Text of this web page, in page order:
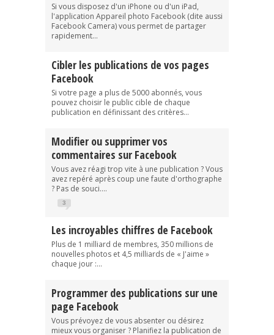
Si vous disposez d'un iPhone ou d'un iPad,
l'application Appareil photo Facebook (dite aussi
Facebook Camera) vous permet de partager
rapidement...
Cibler les publications de vos pages
Facebook
Si votre page a plus de 5000 abonnés, vous
pouvez choisir le public cible de chaque
publication en définissant des critères...
Modifier ou supprimer vos
commentaires sur Facebook
Vous avez réagi trop vite à une publication ? Vous
avez repéré après coup une faute d'orthographe
? Pas de souci....
3
Les incroyables chiffres de Facebook
Plus de 1 milliard de membres, 350 millions de
nouvelles photos et 4,5 milliards de « J'aime »
chaque jour :...
Programmer des publications sur une
page Facebook
Vous prévoyez de vous absenter ou désirez
mieux vous organiser ? Planifiez la publication de